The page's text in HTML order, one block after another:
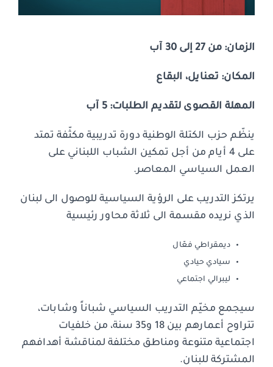
الزمان: من 27 إلى 30 آب
المكان: تعنايل، البقاع
المهلة القصوى لتقديم الطلبات: 5 آب
ينظّم حزب الكتلة الوطنية دورة تدريبية مكثّفة تمتد
على 4 أيام من أجل تمكين الشباب اللبناني على
العمل السياسي المعاصر.
يرتكز التدريب على الرؤية السياسية للوصول الى لبنان
الذي نريده مقسمة الى ثلاثة محاور رئيسية
ديمقراطي فعّال
سيادي حيادي
ليبرالي اجتماعي
سيجمع مخيّم التدريب السياسي شباناً وشابات،
تتراوح أعمارهم بين 18 و35 سنة، من خلفيات
اجتماعية متنوعة ومناطق مختلفة لمناقشة أهدافهم
المشتركة للبنان.